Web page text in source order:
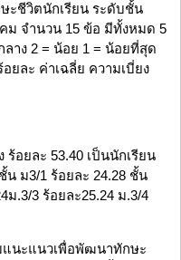
ะชีวิตนักเรียน ระดับชั้น
ม จำนวน 15 ข้อ มีทั้งหมด 5
าง 2 = น้อย 1 = น้อยที่สุด
ยละ ค่าเฉลี่ย ความเบี่ยง
อยละ 53.40 เป็นนักเรียน
น ม3/1 ร้อยละ 24.28 ชั้น
ม.3/3 ร้อยละ25.24 ม.3/4
แนะแนวเพื่อพัฒนาทักษะ